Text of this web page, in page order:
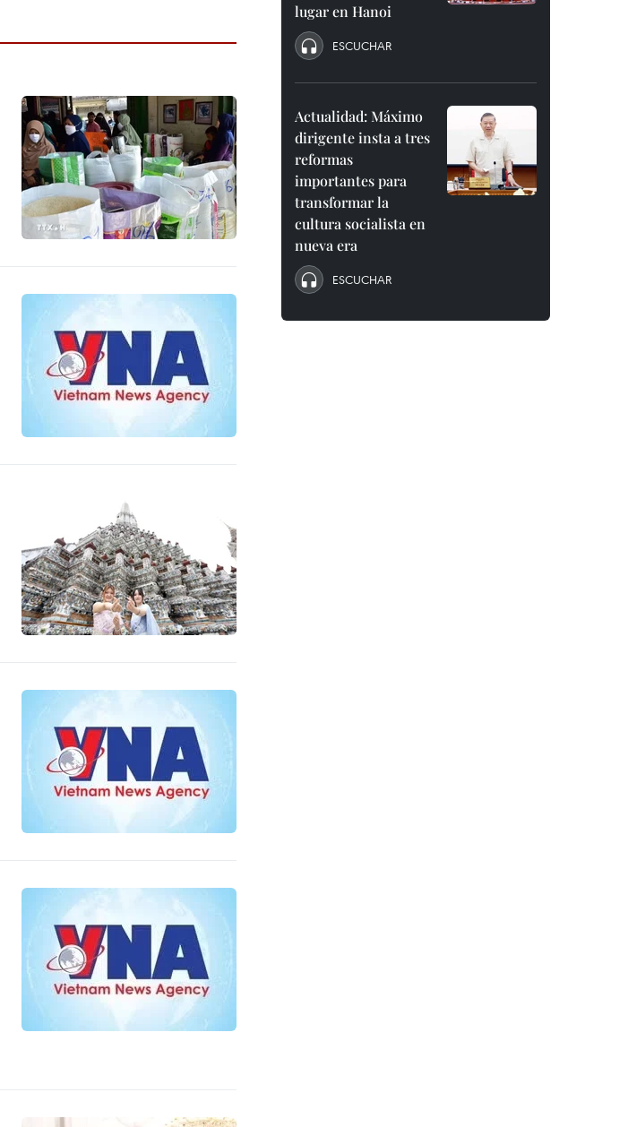
lugar en Hanoi
ESCUCHAR
Actualidad: Máximo
dirigente insta a tres
reformas
importantes para
transformar la
cultura socialista en
nueva era
ESCUCHAR